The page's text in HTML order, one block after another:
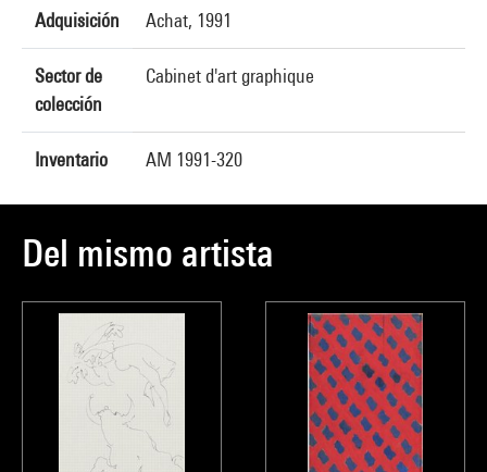
Adquisición Achat, 1991
Sector de
colección
Cabinet d'art graphique
Inventario AM 1991-320
Del mismo artista